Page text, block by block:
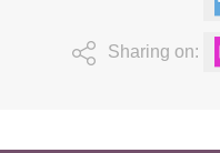
Sharing on: